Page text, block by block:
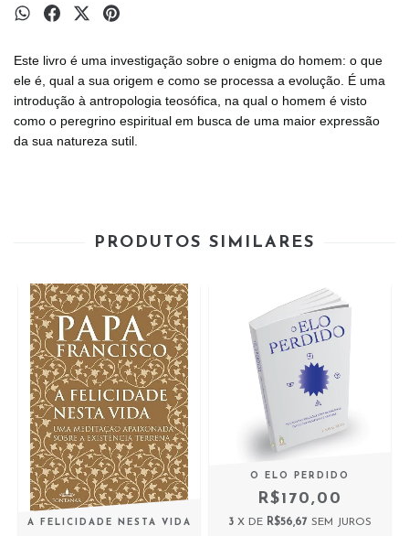
Este livro é uma investigação sobre o enigma do homem: o que
ele é, qual a sua origem e como se processa a evolução. É uma
introdução à antropologia teosófica, na qual o homem é visto
como o peregrino espiritual em busca de uma maior expressão
da sua natureza sutil.
PRODUTOS SIMILARES
A FELICIDADE NESTA VIDA
O ELO PERDIDO
R$170,00
3 X DE R$56,67 SEM JUROS